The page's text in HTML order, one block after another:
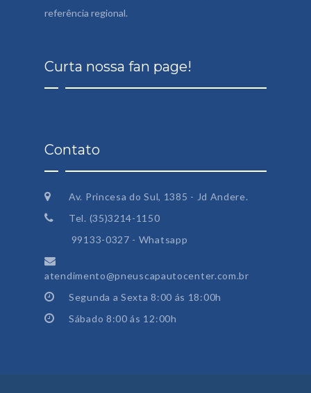
referência regional.
Curta nossa fan page!
Contato
Av. Princesa do Sul, 1385 - Jd Andere.
Tel. (35)3214-1150
99133-0327 - Whatsapp
atendimento@pneuscapautocenter.com.br
Segunda a Sexta 8:00 ás 18:00h
Sábado 8:00 ás 12:00h